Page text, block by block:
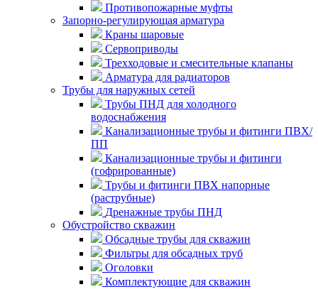
Противопожарные муфты
Запорно-регулирующая арматура
Краны шаровые
Сервоприводы
Трехходовые и смесительные клапаны
Арматура для радиаторов
Трубы для наружных сетей
Трубы ПНД для холодного
водоснабжения
Канализационные трубы и фитинги ПВХ/
ПП
Канализационные трубы и фитинги
(гофрированные)
Трубы и фитинги ПВХ напорные
(раструбные)
Дренажные трубы ПНД
Обустройство скважин
Обсадные трубы для скважин
Фильтры для обсадных труб
Оголовки
Комплектующие для скважин